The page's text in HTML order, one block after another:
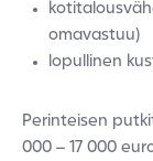
omavastuu)
lopullinen
Perinteisen
000 – 17 000